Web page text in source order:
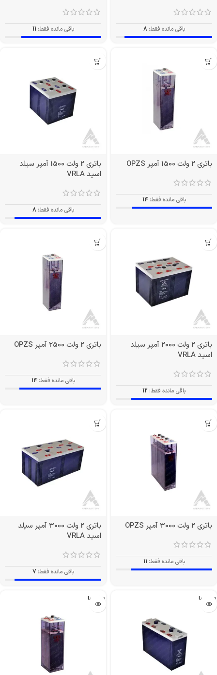
باقی مانده فقط: 8 باقی مانده فقط: 11
باتری 2 ولت 1500 آمپر OPZS
باقی مانده فقط: 14
باتری 2 ولت 1500 آمپر سیلد
اسید VRLA
باقی مانده فقط: 8
باتری 2 ولت 2000 آمپر سیلد
اسید VRLA
باقی مانده فقط: 12
باتری 2 ولت 2500 آمپر OPZS
باقی مانده فقط: 14
باتری 2 ولت 3000 آمپر OPZS
باقی مانده فقط: 11
باتری 2 ولت 3000 آمپر سیلد
اسید VRLA
باقی مانده فقط: 7
تمام شد! تمام شد!